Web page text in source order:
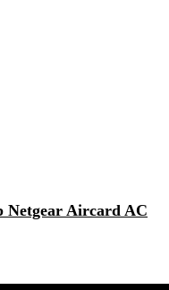
Netgear Aircard AC